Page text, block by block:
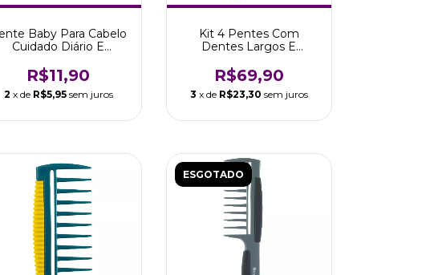
Baby Para Cabelo
Cuidado Diário E
R$11,90
2 x de R$5,95 sem juros
Kit 4 Pentes Com
Dentes Largos E
R$69,90
3 x de R$23,30 sem juros
ESGOTADO